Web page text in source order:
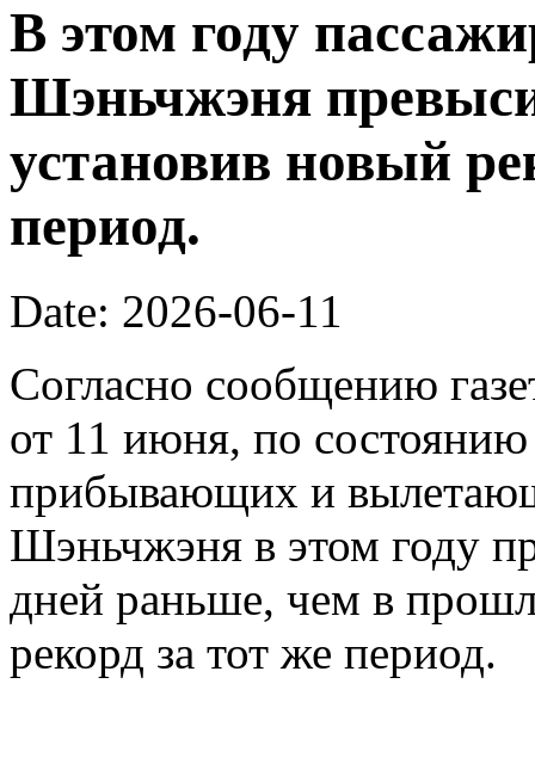
В этом году
Шэньчжэня
установив новый
период.
Date: 2026-06-11
Согласно сообщению
от 11 июня, по
прибывающих и
Шэньчжэня в этом году
дней раньше, чем в
рекорд за тот же период.